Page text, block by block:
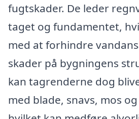
fugtskader. De leder
taget og fundamentet,
med at forhindre
skader på bygningens
kan tagrenderne dog
med blade, snavs, mos